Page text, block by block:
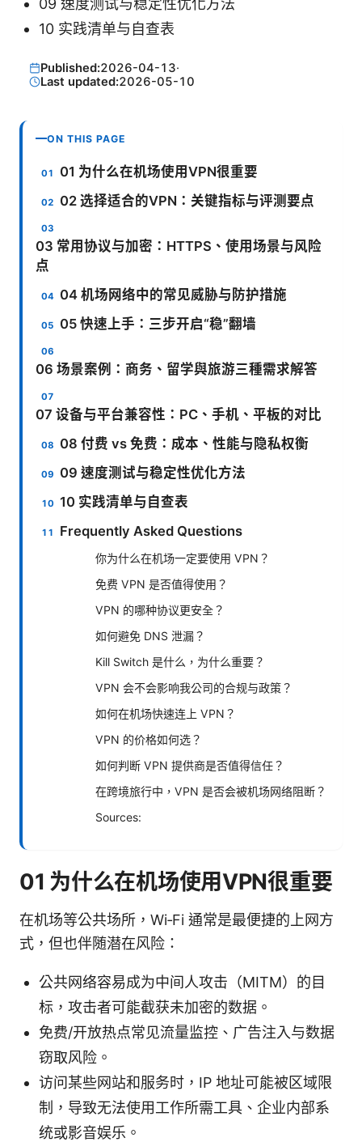
09 速度测试与稳定性优化方法
10 实践清单与自查表
Published:2026-04-13·
Last updated:2026-05-10
ON THIS PAGE
01 为什么在机场使用VPN很重要
02 选择适合的VPN：关键指标与评测要点
03 常用协议与加密：HTTPS、使用场景与风险
点
04 机场网络中的常见威胁与防护措施
05 快速上手：三步开启“稳”翻墙
06 场景案例：商务、留学與旅游三種需求解答
07 设备与平台兼容性：PC、手机、平板的对比
08 付费 vs 免费：成本、性能与隐私权衡
09 速度测试与稳定性优化方法
10 实践清单与自查表
Frequently Asked Questions
你为什么在机场一定要使用 VPN？
免费 VPN 是否值得使用？
VPN 的哪种协议更安全？
如何避免 DNS 泄漏？
Kill Switch 是什么，为什么重要？
VPN 会不会影响我公司的合规与政策？
如何在机场快速连上 VPN？
VPN 的价格如何选？
如何判断 VPN 提供商是否值得信任？
在跨境旅行中，VPN 是否会被机场网络阻断？
Sources:
01 为什么在机场使用VPN很重要
在机场等公共场所，Wi‑Fi 通常是最便捷的上网方
式，但也伴随潜在风险：
公共网络容易成为中间人攻击（MITM）的目
标，攻击者可能截获未加密的数据。
免费/开放热点常见流量监控、广告注入与数据
窃取风险。
访问某些网站和服务时，IP 地址可能被区域限
制，导致无法使用工作所需工具、企业内部系
统或影音娱乐。